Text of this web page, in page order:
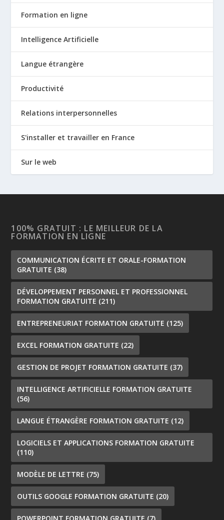
Formation en ligne
Intelligence Artificielle
Langue étrangère
Productivité
Relations interpersonnelles
S'installer et travailler en France
Sur le web
100% GRATUIT : LE MEILLEUR DE LA
FORMATION EN LIGNE
COMMUNICATION ÉCRITE ET ORALE-FORMATION
GRATUITE (38)
DÉVELOPPEMENT PERSONNEL ET PROFESSIONNEL
FORMATION GRATUITE (211)
ENTREPRENEURIAT FORMATION GRATUITE (125)
EXCEL FORMATION GRATUITE (22)
GESTION DE PROJET FORMATION GRATUITE (37)
INTELLIGENCE ARTIFICIELLE FORMATION GRATUITE
(56)
LANGUE ÉTRANGÈRE FORMATION GRATUITE (12)
LOGICIELS ET APPLICATIONS FORMATION GRATUITE
(110)
MODÈLE DE LETTRE (75)
OUTILS GOOGLE FORMATION GRATUITE (20)